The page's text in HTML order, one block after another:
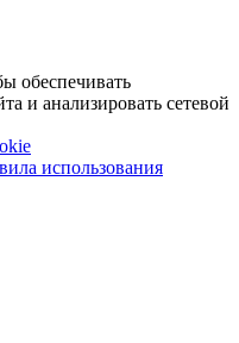
обеспечивать
и анализировать сетевой
использования